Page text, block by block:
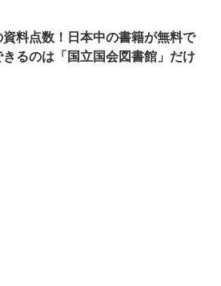
資料点数！日本中の書籍が無料で
きるのは「国立国会図書館」だけ